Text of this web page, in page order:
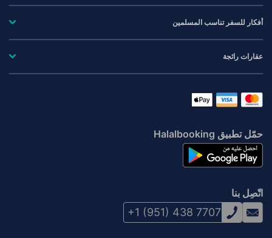
أفكار للسفر تناسب المسلمين
عقارات رائجة
حمّل تطبيق Halalbooking
اتّصِل بنا
+1 (951) 438 7707